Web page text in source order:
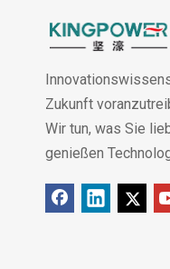
Zukunft
Wir tun, was Sie
genießen